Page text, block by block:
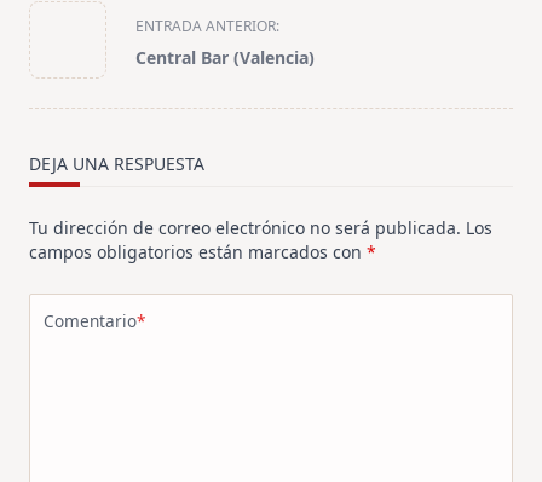
<span
class="nav-
subtitle
screen-
text">Página</span>
ENTRADA ANTERIOR:
Central Bar (Valencia)
DEJA UNA RESPUESTA
Tu dirección de correo electrónico no será publicada. Los
campos obligatorios están marcados con *
Comentario*